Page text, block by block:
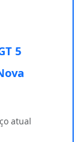
5
atual